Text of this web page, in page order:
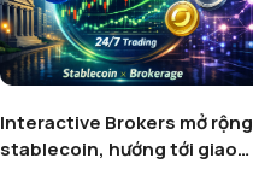
Interactive Brokers mở rộng
stablecoin, hướng tới giao